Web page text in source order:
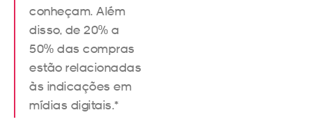
conheçam. Além
disso, de 20% a
50% das compras
estão relacionadas
às indicações em
mídias digitais.*